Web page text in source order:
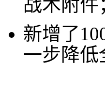
战术附件
新增了
一步降低